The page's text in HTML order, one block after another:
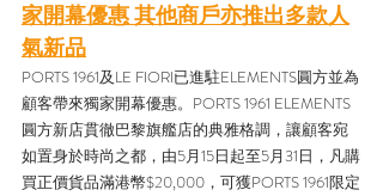
家開幕優惠 其他商戶亦推出多款人
氣新品
PORTS 1961及LE FIORI已進駐ELEMENTS圓方並為
顧客帶來獨家開幕優惠。PORTS 1961 ELEMENTS
圓方新店貫徹巴黎旗艦店的典雅格調，讓顧客宛
如置身於時尚之都，由5月15日起至5月31日，凡購
買正價貨品滿港幣$20,000，可獲PORTS 1961限定